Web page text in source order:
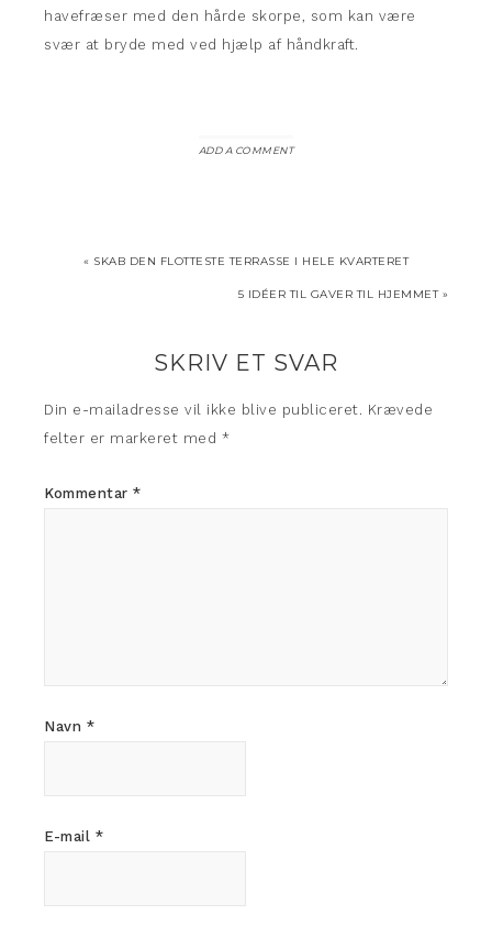
havefræser med den hårde skorpe, som kan være
svær at bryde med ved hjælp af håndkraft.
ADD A COMMENT
« SKAB DEN FLOTTESTE TERRASSE I HELE KVARTERET
5 IDÉER TIL GAVER TIL HJEMMET »
SKRIV ET SVAR
Din e-mailadresse vil ikke blive publiceret. Krævede
felter er markeret med *
Kommentar *
Navn *
E-mail *